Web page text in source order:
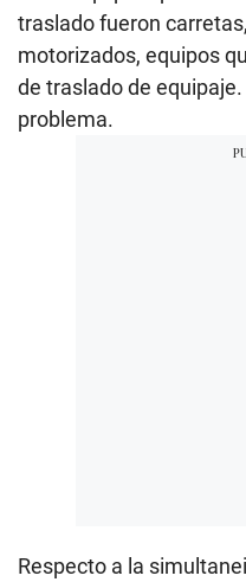
traslado fueron
motorizados, equipos
de traslado de
problema.
Respecto a la